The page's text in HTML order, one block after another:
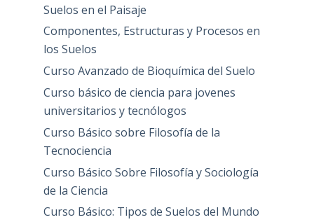
Suelos en el Paisaje
Componentes, Estructuras y Procesos en
los Suelos
Curso Avanzado de Bioquímica del Suelo
Curso básico de ciencia para jovenes
universitarios y tecnólogos
Curso Básico sobre Filosofía de la
Tecnociencia
Curso Básico Sobre Filosofía y Sociología
de la Ciencia
Curso Básico: Tipos de Suelos del Mundo